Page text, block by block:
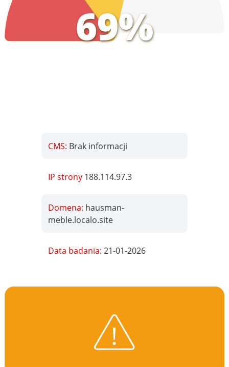
69%
CMS: Brak informacji
IP strony 188.114.97.3
Domena: hausman-
meble.localo.site
Data badania:21-01-2026